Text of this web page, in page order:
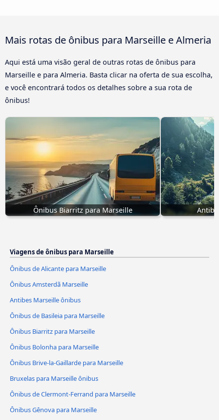
Mais rotas de ônibus para Marseille e Almeria
Aqui está uma visão geral de outras rotas de ônibus para
Marseille e para Almeria. Basta clicar na oferta de sua escolha,
e você encontrará todos os detalhes sobre a sua rota de
ônibus!
Ônibus Biarritz para Marseille
Viagens de ônibus para Marseille
Ônibus de Alicante para Marseille
Ônibus Amsterdã Marseille
Antibes Marseille ônibus
Ônibus de Basileia para Marseille
Ônibus Biarritz para Marseille
Ônibus Bolonha para Marseille
Ônibus Brive-la-Gaillarde para Marseille
Bruxelas para Marseille ônibus
Ônibus de Clermont-Ferrand para Marseille
Ônibus Gênova para Marseille